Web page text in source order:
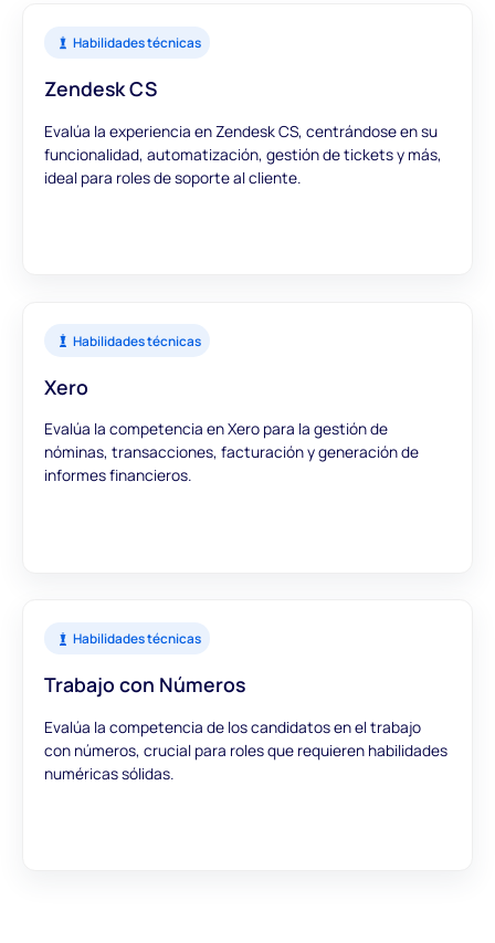
Habilidades técnicas
Zendesk CS
Evalúa la experiencia en Zendesk CS, centrándose en su
funcionalidad, automatización, gestión de tickets y más,
ideal para roles de soporte al cliente.
Habilidades técnicas
Xero
Evalúa la competencia en Xero para la gestión de
nóminas, transacciones, facturación y generación de
informes financieros.
Habilidades técnicas
Trabajo con Números
Evalúa la competencia de los candidatos en el trabajo
con números, crucial para roles que requieren habilidades
numéricas sólidas.